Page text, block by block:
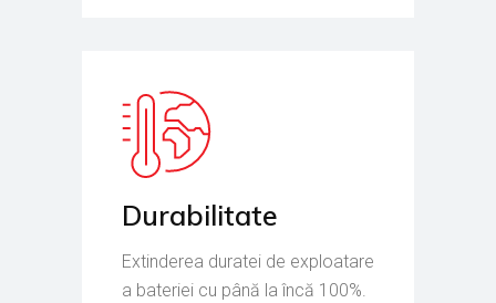
Durabilitate
Extinderea duratei de exploatare
a bateriei cu până la încă 100%.